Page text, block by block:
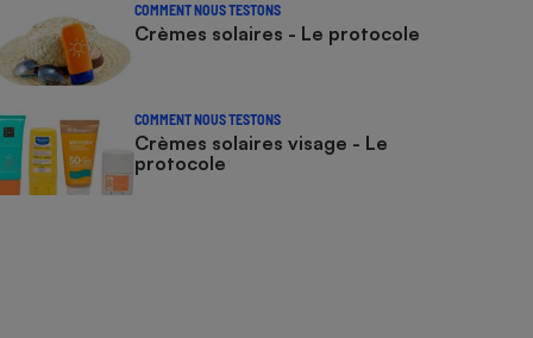
COMMENT NOUS TESTONS
Crèmes solaires - Le protocole
COMMENT NOUS TESTONS
Crèmes solaires visage - Le
protocole